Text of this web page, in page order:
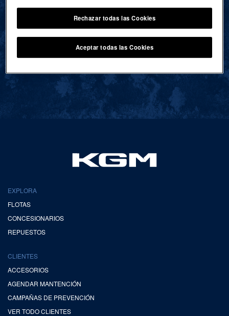
VOLVER AL INICIO
EXPLORA
FLOTAS
CONCESIONARIOS
REPUESTOS
CLIENTES
ACCESORIOS
AGENDAR MANTENCIÓN
CAMPAÑAS DE PREVENCIÓN
VER TODO CLIENTES
Rechazar todas las Cookies
Aceptar todas las Cookies